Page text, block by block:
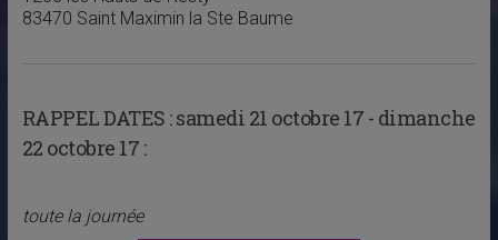
83470 Saint Maximin la Ste Baume
RAPPEL DATES :samedi 21 octobre 17 - dimanche
22 octobre 17 :
toute la journée